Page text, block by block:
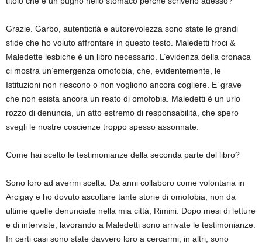
Grazie. Garbo, autenticità e autorevolezza sono state le grandi
sfide che ho voluto affrontare in questo testo. Maledetti froci &
Maledette lesbiche è un libro necessario. L’evidenza della cronaca
ci mostra un’emergenza omofobia, che, evidentemente, le
Istituzioni non riescono o non vogliono ancora cogliere. E’ grave
che non esista ancora un reato di omofobia. Maledetti è un urlo
rozzo di denuncia, un atto estremo di responsabilità, che spero
svegli le nostre coscienze troppo spesso assonnate.
Come hai scelto le testimonianze della seconda parte del libro?
Sono loro ad avermi scelta. Da anni collaboro come volontaria in
Arcigay e ho dovuto ascoltare tante storie di omofobia, non da
ultime quelle denunciate nella mia città, Rimini. Dopo mesi di letture
e di interviste, lavorando a Maledetti sono arrivate le testimonianze.
In certi casi sono state davvero loro a cercarmi, in altri, sono